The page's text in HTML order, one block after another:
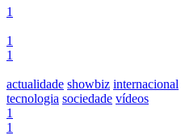
1
1
1
actualidade showbiz internacional
tecnologia sociedade vídeos
1
1